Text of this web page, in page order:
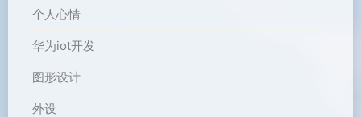
个人心情
华为iot开发
图形设计
外设